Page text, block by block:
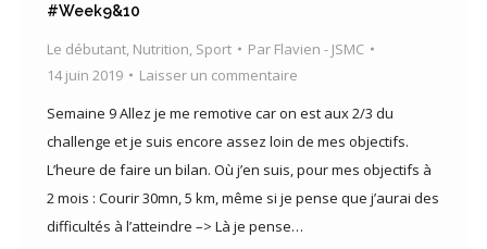
#Week9&10
Le débutant, Nutrition, Sport Par Flavien - JSMC
14 juin 2019
Laisser un commentaire
Semaine 9 Allez je me remotive car on est aux 2/3 du
challenge et je suis encore assez loin de mes objectifs.
L’heure de faire un bilan. Où j’en suis, pour mes objectifs à
2 mois : Courir 30mn, 5 km, même si je pense que j’aurai des
difficultés à l’atteindre –> Là je pense…